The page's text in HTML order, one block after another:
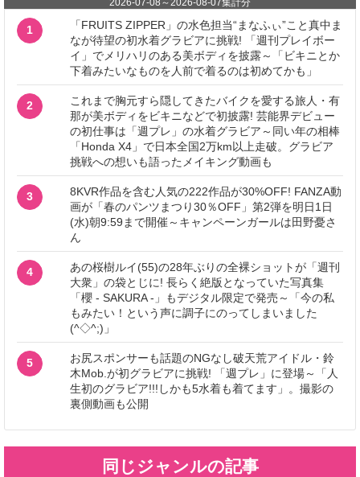
2026-07-08 ～2026-08-07集計分
1
「FRUITS ZIPPER」の水色担当“まなふぃ”こと真中ま
なが待望の初水着グラビアに挑戦! 「週刊プレイボー
イ」でメリハリのある美ボディを披露～「ビキニとか
下着みたいなものを人前で着るのは初めてかも」
2
これまで胸元すら隠してきたバイクを愛する旅人・有
那が美ボディをビキニなどで初披露! 芸能界デビュー
の初仕事は「週プレ」の水着グラビア～同い年の相棒
「Honda X4」で日本全国2万km以上走破。グラビア
挑戦への想いも語ったメイキング動画も
3
8KVR作品を含む人気の222作品が30%OFF! FANZA動
画が「春のパンツまつり30％OFF」第2弾を明日1日
(水)朝9:59まで開催～キャンペーンガールは田野憂さ
ん
4
あの桜樹ルイ(55)の28年ぶりの全裸ショットが「週刊
大衆」の袋とじに! 長らく絶版となっていた写真集
「櫻 - SAKURA -」もデジタル限定で発売～「今の私
もみたい！という声に調子にのってしまいました
(^◇^;)」
5
お尻スポンサーも話題のNGなし破天荒アイドル・鈴
木Mob.が初グラビアに挑戦! 「週プレ」に登場～「人
生初のグラビア!!!しかも5水着も着てます」。撮影の
裏側動画も公開
同じジャンルの記事